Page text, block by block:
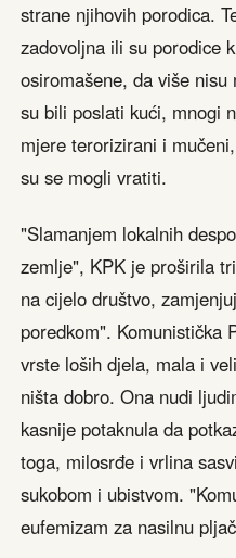
strane njihovih porodica.
zadovoljna ili su porodice
osiromašene, da više
su bili poslati kući, mnogi
mjere terorizirani i
su se mogli vratiti.
"Slamanjem lokalnih
zemlje", KPK je proširila
na cijelo društvo,
poredkom". Komunistička
vrste loših djela, mala i
ništa dobro. Ona nudi
kasnije potaknula da
toga, milosrđe i vrlina
sukobom i ubistvom.
eufemizam za nasilnu